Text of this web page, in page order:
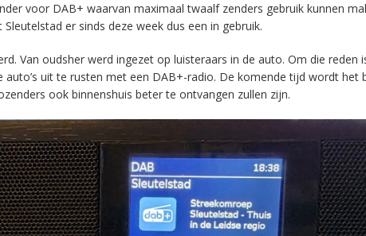
voor DAB+ waarvan maximaal twaalf zenders gebruik kunnen
er sinds deze week dus een in gebruik.
Van oudsher werd ingezet op luisteraars in de auto. Om die reden
uit te rusten met een DAB+-radio. De komende tijd wordt het
ook binnenshuis beter te ontvangen zullen zijn.